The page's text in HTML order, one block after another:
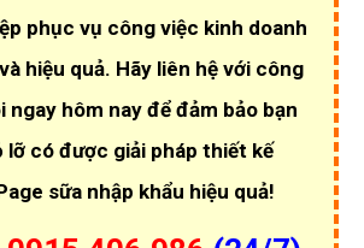
phục vụ công việc kinh doanh
hiệu quả. Hãy liên hệ với công
hôm nay để đảm bảo bạn
lỡ có được giải pháp thiết kế
sữa nhập khẩu hiệu quả!